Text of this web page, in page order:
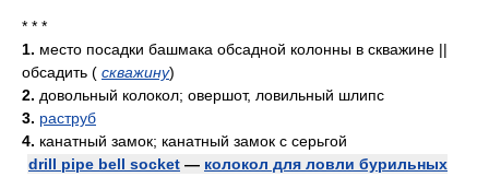
* * *
1. место посадки башмака обсадной колонны в скважине ||
обсадить ( скважину)
2. довольный колокол; овершот, ловильный шлипс
3. раструб
4. канатный замок; канатный замок с серьгой
drill pipe bell socket — колокол для ловли бурильных